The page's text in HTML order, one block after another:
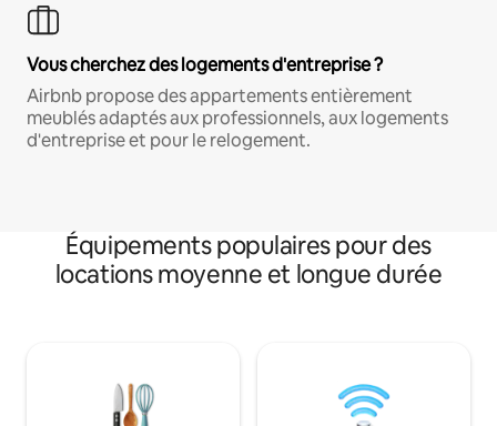
Vous cherchez des logements d'entreprise ?
Airbnb propose des appartements entièrement
meublés adaptés aux professionnels, aux logements
d'entreprise et pour le relogement.
Équipements populaires pour des
locations moyenne et longue durée